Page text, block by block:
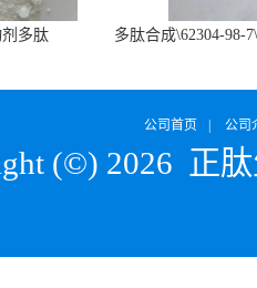
剂多肽
多肽合成\62304-98-
公司首页 公司
(©) 2026 正